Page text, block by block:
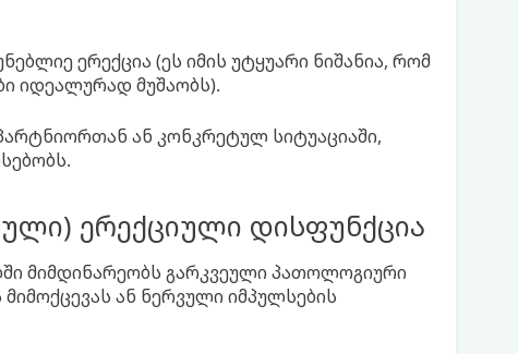
ერექცია (ეს იმის უტყუარი ნიშანია, რომ
იდეალურად მუშაობს).
ან კონკრეტულ სიტუაციაში,
ერექციული დისფუნქცია
მიმდინარეობს გარკვეული პათოლოგიური
ან ნერვული იმპულსების